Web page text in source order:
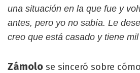
una situación en la que fue y
antes, pero yo no sabía. Le
creo que está casado y tiene mil
Zámolo se sinceró sobre